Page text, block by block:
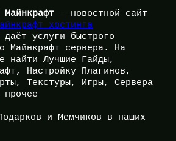
Майнкрафт — новостной сайт
хостинга
услуги быстрого
Майнкрафт сервера. На
найти Лучшие Гайды,
Настройку Плагинов,
Текстуры, Игры, Сервера
и Мемчиков в наших